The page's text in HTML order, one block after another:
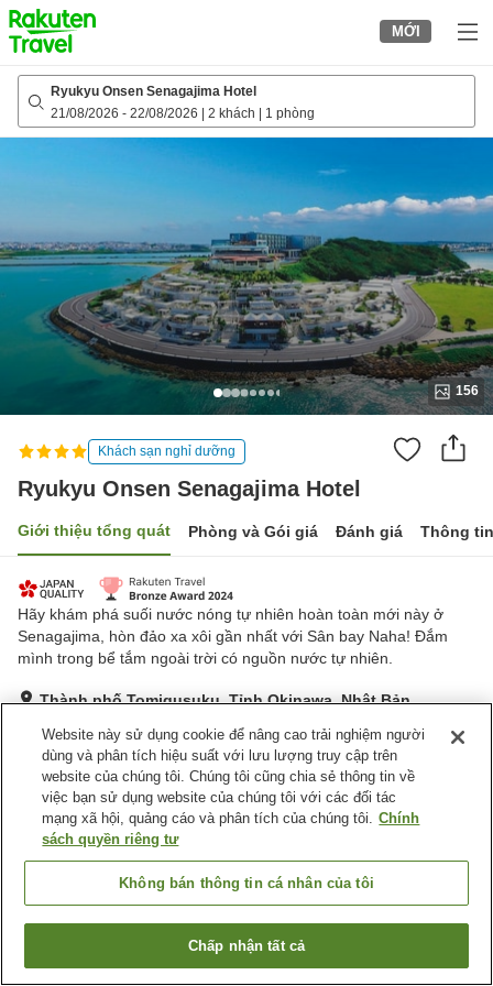
to
top
page
MỚI
Ryukyu Onsen Senagajima Hotel
21/08/2026 - 22/08/2026 2 khách 1 phòng
156
Khách sạn nghỉ dưỡng
Ryukyu Onsen Senagajima Hotel
Giới thiệu tổng quát Phòng và Gói giá Đánh giá Thông
Hãy khám phá suối nước nóng tự nhiên hoàn toàn mới này ở
Senagajima, hòn đảo xa xôi gần nhất với Sân bay Naha! Đắm
mình trong bể tắm ngoài trời có nguồn nước tự nhiên.
Thành phố Tomigusuku, Tỉnh Okinawa, Nhật Bản
Tuyệt vời Đánh giá:214 lượt
Tiện nghi chỗ nghỉ
Lounge
Ryukyu Onsen Senagajima HotelTìm phòng trống
Website này sử dụng cookie để nâng cao trải nghiệm người
dùng và phân tích hiệu suất với lưu lượng truy cập trên
website của chúng tôi. Chúng tôi cũng chia sẻ thông tin về
việc bạn sử dụng website của chúng tôi với các đối tác
mạng xã hội, quảng cáo và phân tích của chúng tôi. Chính
sách quyền riêng tư
Không bán thông tin cá nhân của tôi
Chấp nhận tất cả